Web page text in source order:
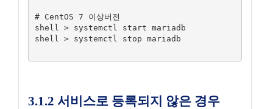
# CentOS 7 이상버전
shell > systemctl start mariadb
shell > systemctl stop mariadb
3.1.2 서비스로 등록되지 않은 경우